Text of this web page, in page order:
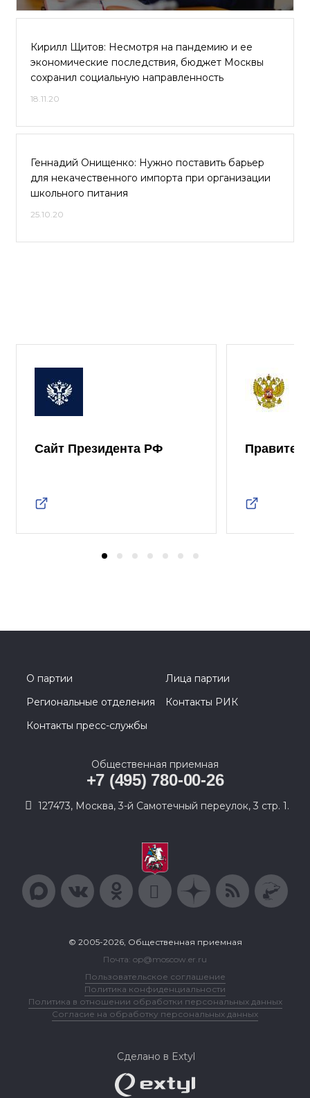
Кирилл Щитов: Несмотря на пандемию и ее
экономические последствия, бюджет Москвы
сохранил социальную направленность
18.11.20
Геннадий Онищенко: Нужно поставить барьер
для некачественного импорта при организации
школьного питания
25.10.20
Сайт Президента РФ
О партии
Лица партии
Региональные отделения
Контакты РИК
Контакты пресс-службы
Общественная приемная
+7 (495) 780-00-26
127473, Москва, 3-й Самотечный переулок, 3 стр. 1.
© 2005-2026, Общественная приемная
Почта: op@moscow.er.ru
Пользовательское соглашение
Политика конфиденциальности
Политика в отношении обработки персональных данных
Согласие на обработку персональных данных
Сделано в Extyl